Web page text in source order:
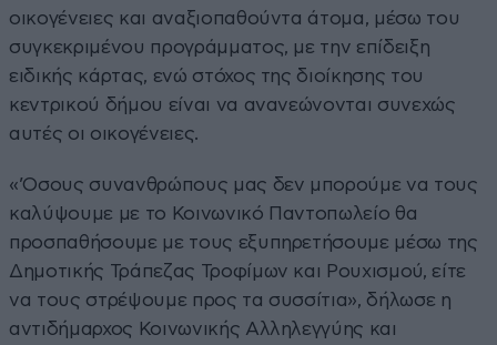
οικογένειες και αναξιοπαθούντα άτομα, μέσω του
συγκεκριμένου προγράμματος, με την επίδειξη
ειδικής κάρτας, ενώ στόχος της διοίκησης του
κεντρικού δήμου είναι να ανανεώνονται συνεχώς
αυτές οι οικογένειες.
«’Οσους συνανθρώπους μας δεν μπορούμε να τους
καλύψουμε με το Κοινωνικό Παντοπωλείο θα
προσπαθήσουμε με τους εξυπηρετήσουμε μέσω της
Δημοτικής Τράπεζας Τροφίμων και Ρουχισμού, είτε
να τους στρέψουμε προς τα συσσίτια», δήλωσε η
αντιδήμαρχος Κοινωνικής Αλληλεγγύης και